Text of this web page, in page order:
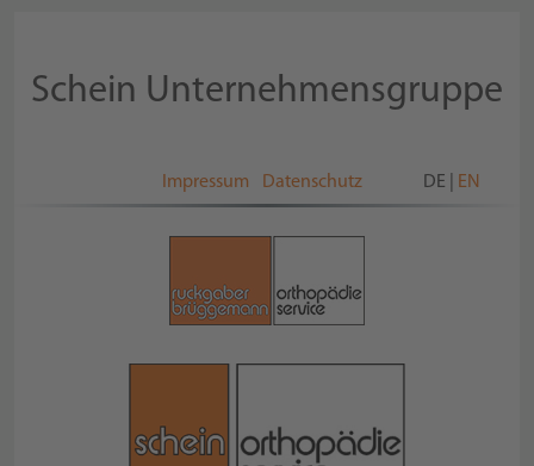
Schein Unternehmensgruppe
Impressum Datenschutz DE EN